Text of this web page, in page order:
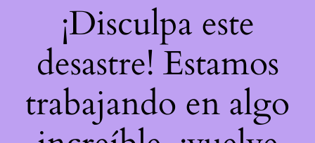
¡Disculpa este
desastre! Estamos
trabajando en algo